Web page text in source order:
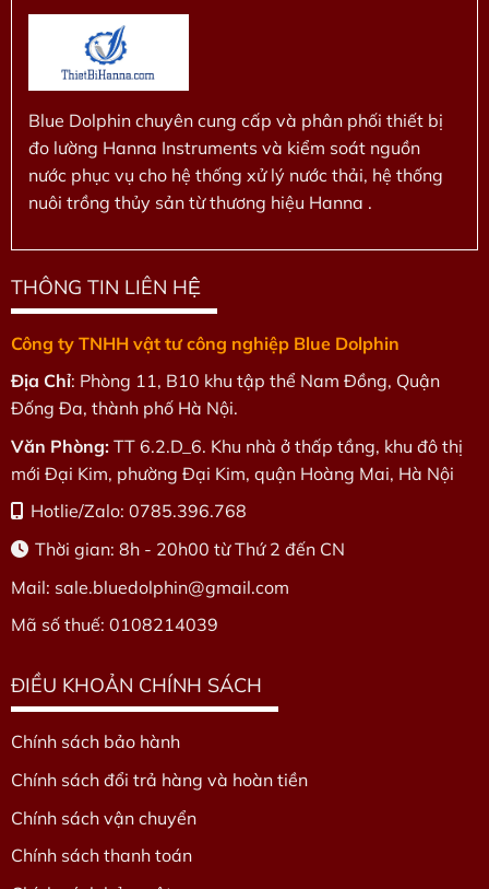
Blue Dolphin chuyên cung cấp và phân phối thiết bị
đo lường Hanna Instruments và kiểm soát nguồn
nước phục vụ cho hệ thống xử lý nước thải, hệ thống
nuôi trồng thủy sản từ thương hiệu Hanna .
THÔNG TIN LIÊN HỆ
Công ty TNHH vật tư công nghiệp Blue Dolphin
Địa Chỉ: Phòng 11, B10 khu tập thể Nam Đồng, Quận
Đống Đa, thành phố Hà Nội.
Văn Phòng:TT 6.2.D_6. Khu nhà ở thấp tầng, khu đô thị
mới Đại Kim, phường Đại Kim, quận Hoàng Mai, Hà Nội
Hotlie/Zalo: 0785.396.768
Thời gian: 8h - 20h00 từ Thứ 2 đến CN
Mail: sale.bluedolphin@gmail.com
Mã số thuế: 0108214039
ĐIỀU KHOẢN CHÍNH SÁCH
Chính sách bảo hành
Chính sách đổi trả hàng và hoàn tiền
Chính sách vận chuyển
Chính sách thanh toán